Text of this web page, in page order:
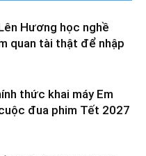
Hương học nghề
quan tài thật để nhập
thức khai máy Em
đua phim Tết 2027